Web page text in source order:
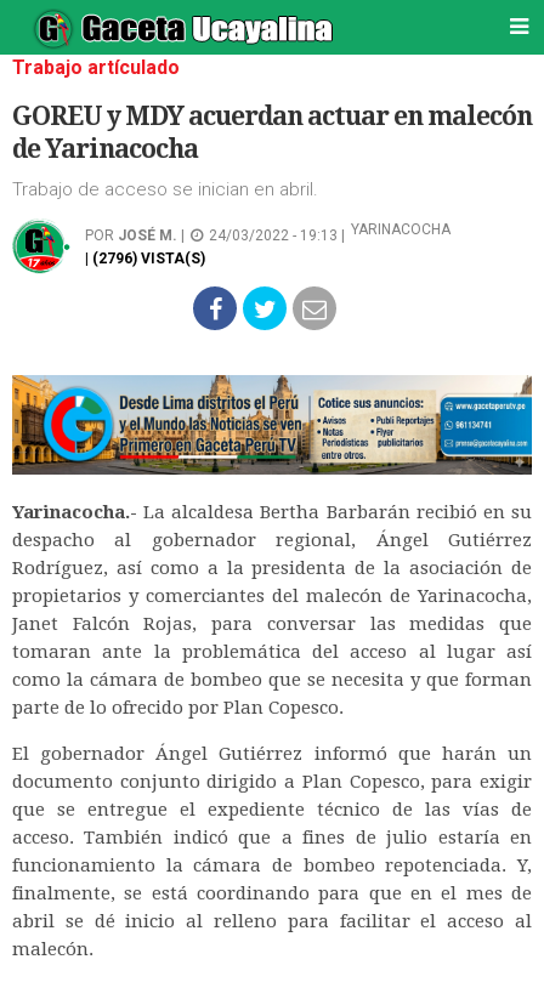
Trabajo artículado
GOREU y MDY acuerdan actuar en malecón
de Yarinacocha
Trabajo de acceso se inician en abril.
POR JOSÉ M. 24/03/2022 - 19:13 |
YARINACOCHA
| (2796) VISTA(S)
Yarinacocha.- La alcaldesa Bertha Barbarán recibió en su
despacho al gobernador regional, Ángel Gutiérrez
Rodríguez, así como a la presidenta de la asociación de
propietarios y comerciantes del malecón de Yarinacocha,
Janet Falcón Rojas, para conversar las medidas que
tomaran ante la problemática del acceso al lugar así
como la cámara de bombeo que se necesita y que forman
parte de lo ofrecido por Plan Copesco.
El gobernador Ángel Gutiérrez informó que harán un
documento conjunto dirigido a Plan Copesco, para exigir
que se entregue el expediente técnico de las vías de
acceso. También indicó que a fines de julio estaría en
funcionamiento la cámara de bombeo repotenciada. Y,
finalmente, se está coordinando para que en el mes de
abril se dé inicio al relleno para facilitar el acceso al
malecón.